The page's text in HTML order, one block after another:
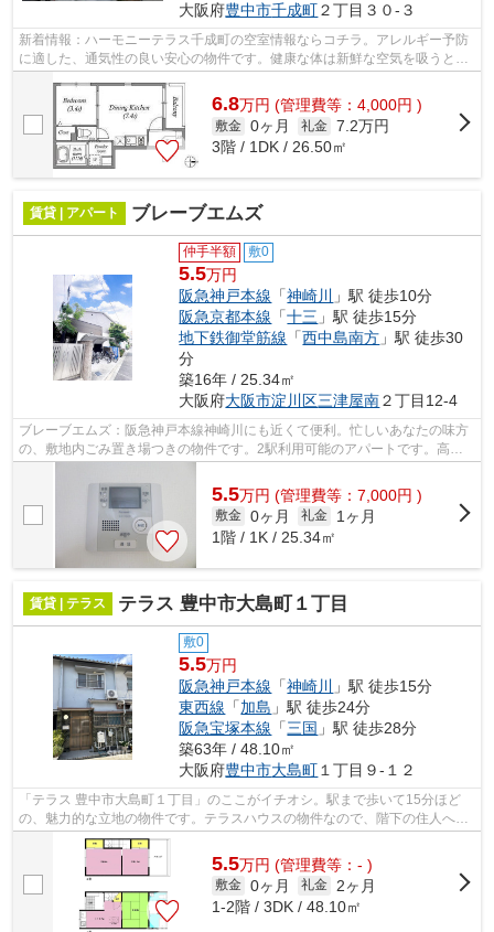
大阪府豊中市千成町２丁目３０-３
新着情報：ハーモニーテラス千成町の空室情報ならコチラ。アレルギー予防
に適した、通気性の良い安心の物件です。健康な体は新鮮な空気を吸うとこ
6.8万円 (管理費等：4,000円 )
敷金 0ヶ月 礼金 7.2万円
3階 / 1DK / 26.50㎡
賃貸 | アパート ブレーブエムズ
仲手半額 敷0
5.5万円
阪急神戸本線 「神崎川
」駅 徒歩10分
阪急京都本線 「十三 」駅 徒歩15分
地下鉄御堂筋線 「西中島南方 」駅 徒歩30
分
築16年 / 25.34㎡
大阪府大阪市淀川区三津屋南２丁目12-4
ブレーブエムズ：阪急神戸本線神崎川にも近くて便利。忙しいあなたの味方
の、敷地内ごみ置き場つきの物件です。2駅利用可能のアパートです。高い
5.5万円 (管理費等：7,000円 )
敷金 0ヶ月 礼金
1ヶ月
1階 / 1K / 25.34㎡
賃貸 | テラス テラス 豊中市大島町１丁目
敷0
5.5万円
阪急神戸本線 「神崎川
」駅 徒歩15分
東西線 「加島 」駅 徒歩24分
阪急宝塚本線 「三国 」駅 徒歩28分
築63年 / 48.10㎡
大阪府豊中市大島町 １丁目９-１２
「テラス 豊中市大島町１丁目」のここがイチオシ。駅まで歩いて15分ほど
の、魅力的な立地の物件です。テラスハウスの物件なので、階下の住人への
配慮なども心配無用。2駅利用ができて...
5.5万円 (管理費等：- )
敷金 0ヶ月 礼金
2ヶ月
1-2階 / 3DK / 48.10㎡